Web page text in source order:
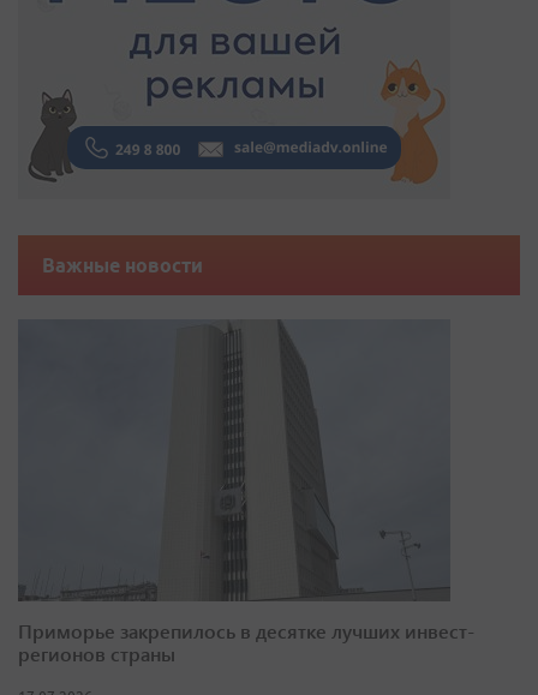
Важные новости
Приморье закрепилось в десятке лучших инвест-
регионов страны